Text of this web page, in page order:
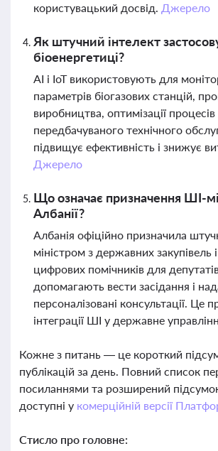
користувацький досвід. Джерело
Як штучний інтелект
біоенергетиці?
AI і IoT використовують для
параметрів біогазових станцій,
виробництва, оптимізації процесів
передбачуваного технічного
підвищує ефективність і знижує
Джерело
Що означає призначення ШІ-
Албанії?
Албанія офіційно призначила
міністром з державних закупівель
цифрових помічників для
допомагають вести засідання і
персоналізовані консультації. Це
інтеграції ШІ у державне
Кожне з питань — це короткий
публікацій за день. Повний список
посиланнями та розширений
доступні у комерційній версії
Стисло про головне: